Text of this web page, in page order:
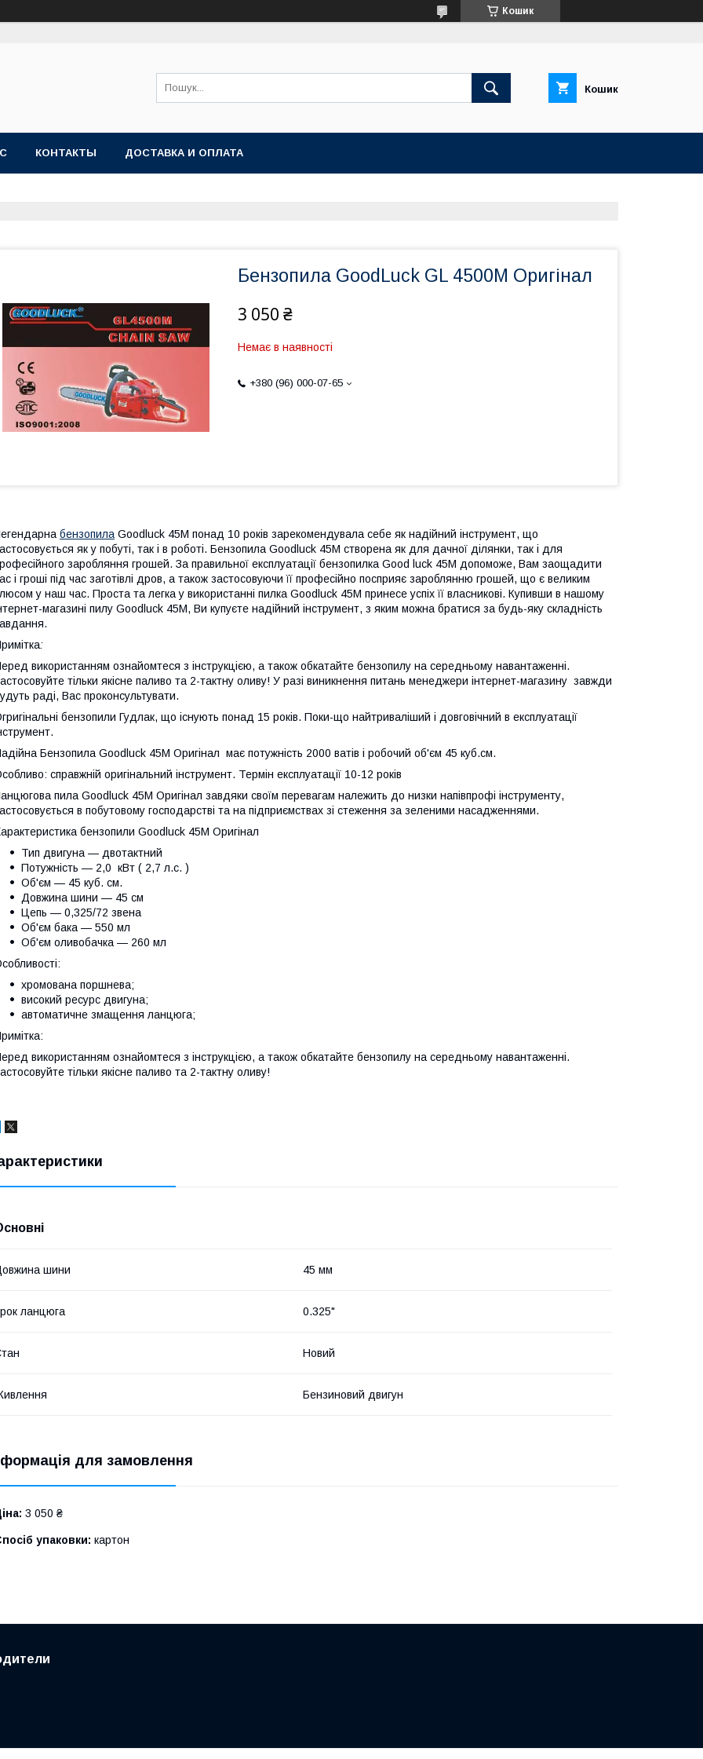
Кошик
Кошик
КОНТАКТЫ ДОСТАВКА И ОПЛАТА
Бензопила GoodLuck GL 4500M Оригінал
3 050 ₴
Немає в наявності
+380 (96) 000-07-65
бензопила Goodluck 45М понад 10 років зарекомендувала себе як надійний інструмент, що
як у побуті, так і в роботі. Бензопила Goodluck 45М створена як для дачної ділянки, так і для
заробляння грошей. За правильної експлуатації бензопилка Good luck 45М допоможе, Вам заощадити
і гроші під час заготівлі дров, а також застосовуючи її професійно посприяє зароблянню грошей, що є великим
у наш час. Проста та легка у використанні пилка Goodluck 45М принесе успіх її власникові. Купивши в нашому
магазині пилу Goodluck 45М, Ви купуєте надійний інструмент, з яким можна братися за будь-яку складність
:
використанням ознайомтеся з інструкцією, а також обкатайте бензопилу на середньому навантаженні.
тільки якісне паливо та 2-тактну оливу! У разі виникнення питань менеджери інтернет-магазину завжди
раді, Вас проконсультувати.
бензопили Гудлак, що існують понад 15 років. Поки-що найтриваліший і довговічний в експлуатації
Бензопила Goodluck 45M Оригінал має потужність 2000 ватів і робочий об'єм 45 куб.см.
справжній оригінальний інструмент. Термін експлуатації 10-12 років
пила Goodluck 45M Оригінал завдяки своїм перевагам належить до низки напівпрофі інструменту,
в побутовому господарстві та на підприємствах зі стеження за зеленими насадженнями.
бензопили Goodluck 45M Оригінал
Тип двигуна — двотактний
Потужність — 2,0 кВт ( 2,7 л.с. )
Об'єм — 45 куб. см.
Довжина шини — 45 см
Цепь — 0,325/72 звена
Об'єм бака — 550 мл
Об'єм оливобачка — 260 мл
хромована поршнева;
високий ресурс двигуна;
автоматичне змащення ланцюга;
використанням ознайомтеся з інструкцією, а також обкатайте бензопилу на середньому навантаженні.
тільки якісне паливо та 2-тактну оливу!
шини 45 мм
ланцюга 0.325"
Новий
Бензиновий двигун
для замовлення
3 050 ₴
упаковки: картон